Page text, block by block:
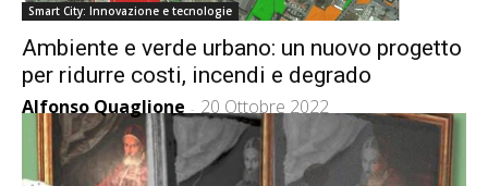
Smart City: Innovazione e tecnologie
Ambiente e verde urbano: un nuovo progetto
per ridurre costi, incendi e degrado
Alfonso Quaglione - 20 Ottobre 2022